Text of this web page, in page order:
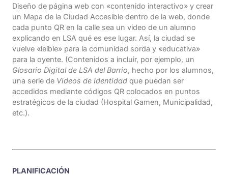
Diseño de página web con «contenido interactivo» y crear
un Mapa de la Ciudad Accesible dentro de la web, donde
cada punto QR en la calle sea un video de un alumno
explicando en LSA qué es ese lugar. Así, la ciudad se
vuelve «leíble» para la comunidad sorda y «educativa»
para la oyente. (Contenidos a incluir, por ejemplo, un
Glosario Digital de LSA del Barrio, hecho por los alumnos,
una serie de Videos de Identidad que puedan ser
accedidos mediante códigos QR colocados en puntos
estratégicos de la ciudad (Hospital Gamen, Municipalidad,
etc.).
PLANIFICACIÓN